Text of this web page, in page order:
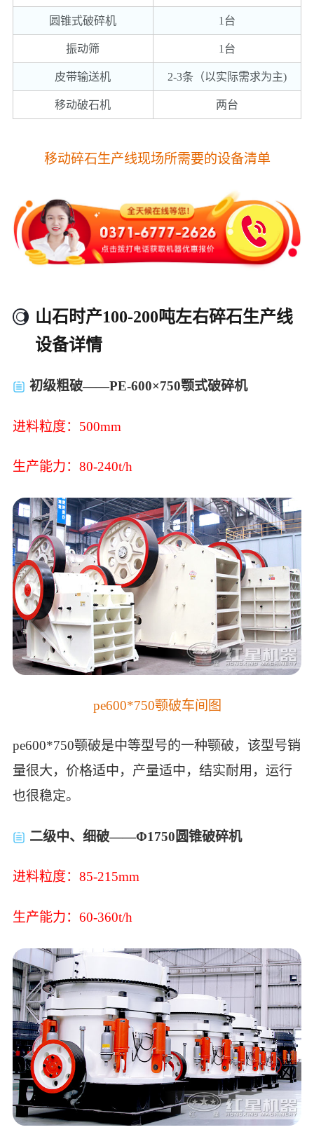
圆锥式破碎机 1台
振动筛 1台
皮带输送机 2-3条（以实际需求为主)
移动破石机 两台
移动碎石生产线现场所需要的设备清单
山石时产100-200吨左右碎石生产线
设备详情
初级粗破——PE-600×750颚式破碎机
进料粒度：500mm
生产能力：80-240t/h
pe600*750颚破车间图
pe600*750颚破是中等型号的一种颚破，该型号销
量很大，价格适中，产量适中，结实耐用，运行
也很稳定。
二级中、细破——Φ1750圆锥破碎机
进料粒度：85-215mm
生产能力：60-360t/h